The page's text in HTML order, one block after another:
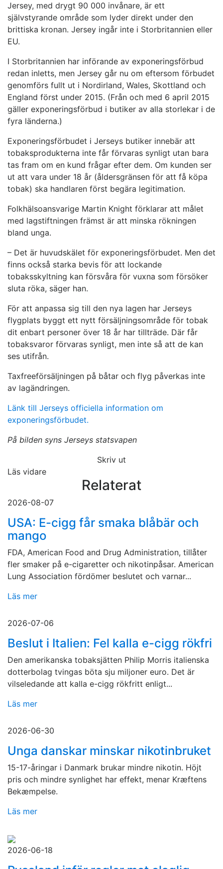
Jersey, med drygt 90 000 invånare, är ett
självstyrande område som lyder direkt under den
brittiska kronan. Jersey ingår inte i Storbritannien eller
EU.
I Storbritannien har införande av exponeringsförbud
redan inletts, men Jersey går nu om eftersom förbudet
genomförs fullt ut i Nordirland, Wales, Skottland och
England först under 2015. (Från och med 6 april 2015
gäller exponeringsförbud i butiker av alla storlekar i de
fyra länderna.)
Exponeringsförbudet i Jerseys butiker innebär att
tobaksprodukterna inte får förvaras synligt utan bara
tas fram om en kund frågar efter dem. Om kunden ser
ut att vara under 18 år (åldersgränsen för att få köpa
tobak) ska handlaren först begära legitimation.
Folkhälsoansvarige Martin Knight förklarar att målet
med lagstiftningen främst är att minska rökningen
bland unga.
– Det är huvudskälet för exponeringsförbudet. Men det
finns också starka bevis för att lockande
tobaksskyltning kan försvåra för vuxna som försöker
sluta röka, säger han.
För att anpassa sig till den nya lagen har Jerseys
flygplats byggt ett nytt försäljningsområde för tobak
dit enbart personer över 18 år har tillträde. Där får
tobaksvaror förvaras synligt, men inte så att de kan
ses utifrån.
Taxfreeförsäljningen på båtar och flyg påverkas inte
av lagändringen.
Länk till Jerseys officiella information om
exponeringsförbudet.
På bilden syns Jerseys statsvapen
Skriv ut
Läs vidare
Relaterat
2026-08-07
USA: E-cigg får smaka blåbär och
mango
FDA, American Food and Drug Administration, tillåter
fler smaker på e-cigaretter och nikotinpåsar. American
Lung Association fördömer beslutet och varnar...
Läs mer
2026-07-06
Beslut i Italien: Fel kalla e-cigg rökfri
Den amerikanska tobaksjätten Philip Morris italienska
dotterbolag tvingas böta sju miljoner euro. Det är
vilseledande att kalla e-cigg rökfritt enligt...
Läs mer
2026-06-30
Unga danskar minskar nikotinbruket
15-17-åringar i Danmark brukar mindre nikotin. Höjt
pris och mindre synlighet har effekt, menar Kræftens
Bekæmpelse.
Läs mer
2026-06-18